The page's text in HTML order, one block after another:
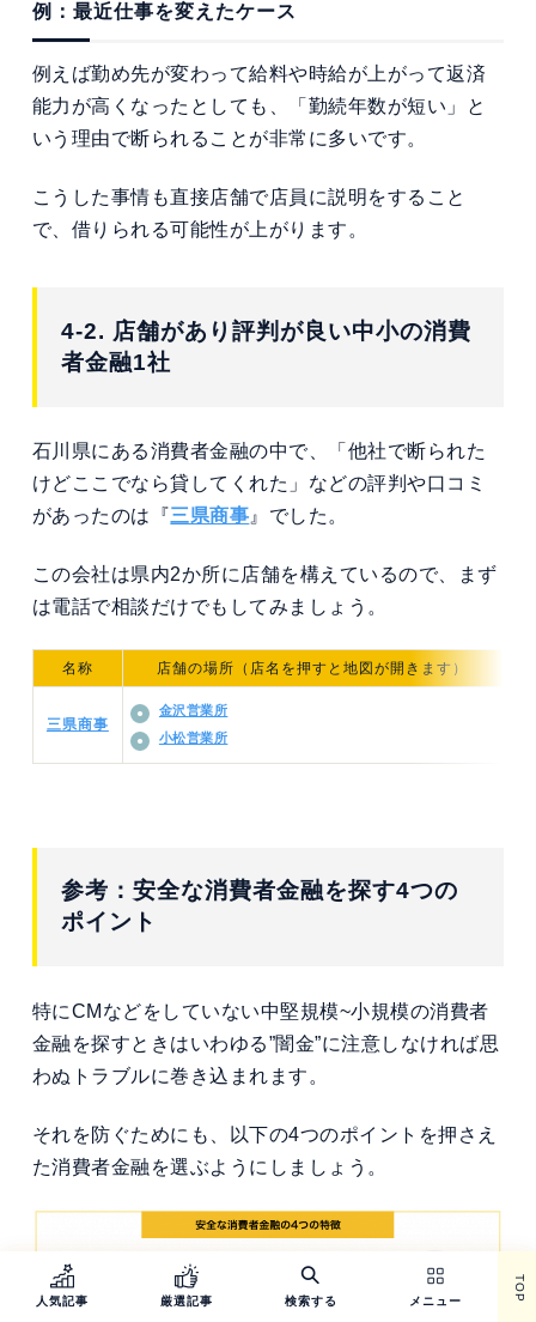
例：最近仕事を変えたケース
例えば勤め先が変わって給料や時給が上がって返済
能力が高くなったとしても、「勤続年数が短い」と
いう理由で断られることが非常に多いです。
こうした事情も直接店舗で店員に説明をすること
で、借りられる可能性が上がります。
4-2. 店舗があり評判が良い中小の消費
者金融1社
石川県にある消費者金融の中で、「他社で断られた
けどここでなら貸してくれた」などの評判や口コミ
があったのは『三県商事 』でした。
この会社は県内2か所に店舗を構えているので、まず
は電話で相談だけでもしてみましょう。
名称 店舗の場所（店名を押すと地図が開きます）
三県商事
金沢営業所
小松営業所
参考：安全な消費者金融を探す4つの
ポイント
特にCMなどをしていない中堅規模~小規模の消費者
金融を探すときはいわゆる”闇金”に注意しなければ思
わぬトラブルに巻き込まれます。
それを防ぐためにも、以下の4つのポイントを押さえ
た消費者金融を選ぶようにしましょう。
人気記事 厳選記事 検索する メニュー TOP